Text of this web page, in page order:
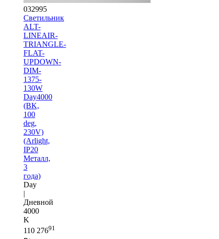
032995
Светильник
ALT-
LINEAIR-
TRIANGLE-
FLAT-
UPDOWN-
DIM-
1375-
130W
Day4000
(BK,
100
deg,
230V)
(Arlight,
IP20
Металл,
3
года)
Day
|
Дневной
4000
K
110 27691